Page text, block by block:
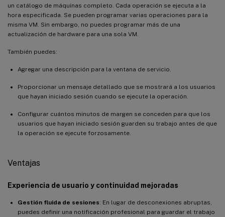
un catálogo de máquinas completo. Cada operación se ejecuta a la
hora especificada. Se pueden programar varias operaciones para la
misma VM. Sin embargo, no puedes programar más de una
actualización de hardware para una sola VM.
También puedes:
Agregar una descripción para la ventana de servicio.
Proporcionar un mensaje detallado que se mostrará a los usuarios
que hayan iniciado sesión cuando se ejecute la operación.
Configurar cuántos minutos de margen se conceden para que los
usuarios que hayan iniciado sesión guarden su trabajo antes de que
la operación se ejecute forzosamente.
Ventajas
Experiencia de usuario y continuidad mejoradas
Gestión fluida de sesiones: En lugar de desconexiones abruptas,
puedes definir una notificación profesional para guardar el trabajo